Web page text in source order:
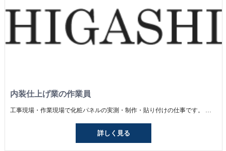
内装仕上げ業の作業員
詳しく見る